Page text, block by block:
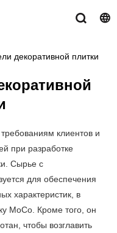
декоративной плитки
клиентов и
при разработке
Сырье с
для обеспечения
характеристик, в
MoCo. Кроме того, он
чтобы возглавить